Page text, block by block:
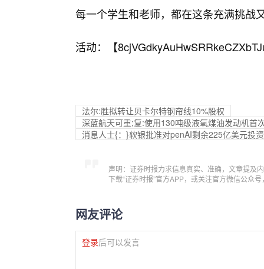
每一个学生和老师，都在这条充满挑战
活动：【
法尔:胜拟转让贝卡尔特钢帘线10%股权
深蓝航天可重;复:使用130吨级液氧煤油发动机首
消息人士{：}软银批准对penAI剩余225亿美元投资
声明：证券时报力求信息真实、准确，文章提及
下载“证券时报”官方APP，或关注官方微信公众
网友评论
登录后可以发言